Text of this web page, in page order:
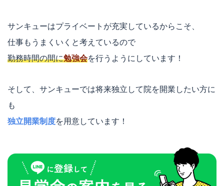
サンキューはプライベートが充実しているからこそ、
仕事もうまくいくと考えているので
勤務時間の間に勉強会を行うようにしています！
そして、サンキューでは将来独立して院を開業したい方に
も
独立開業制度を用意しています！